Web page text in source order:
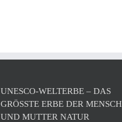
UNESCO-WELTERBE – DAS
GRÖSSTE ERBE DER
ND MUTTER NATUR